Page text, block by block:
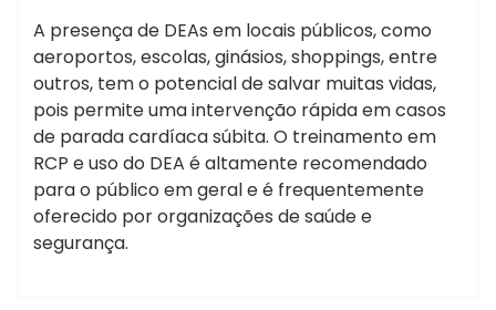
A presença de DEAs em locais públicos, como
aeroportos, escolas, ginásios, shoppings, entre
outros, tem o potencial de salvar muitas vidas,
pois permite uma intervenção rápida em casos
de parada cardíaca súbita. O treinamento em
RCP e uso do DEA é altamente recomendado
para o público em geral e é frequentemente
oferecido por organizações de saúde e
segurança.